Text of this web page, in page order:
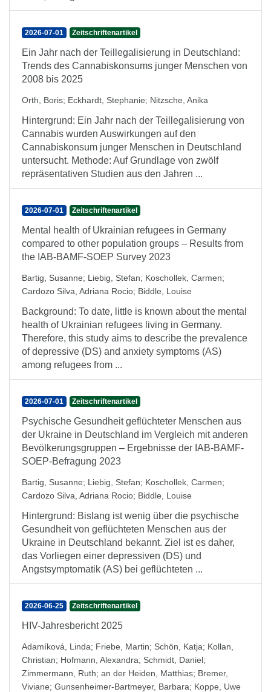
2026-07-01 Zeitschriftenartikel
Ein Jahr nach der Teillegalisierung in Deutschland:
Trends des Cannabiskonsums junger Menschen von
2008 bis 2025
Orth, Boris; Eckhardt, Stephanie; Nitzsche, Anika
Hintergrund: Ein Jahr nach der Teillegalisierung von
Cannabis wurden Auswirkungen auf den
Cannabiskonsum junger Menschen in Deutschland
untersucht. Methode: Auf Grundlage von zwölf
repräsentativen Studien aus den Jahren ...
2026-07-01 Zeitschriftenartikel
Mental health of Ukrainian refugees in Germany
compared to other population groups – Results from
the IAB-BAMF-SOEP Survey 2023
Bartig, Susanne; Liebig, Stefan; Koschollek, Carmen;
Cardozo Silva, Adriana Rocio; Biddle, Louise
Background: To date, little is known about the mental
health of Ukrainian refugees living in Germany.
Therefore, this study aims to describe the prevalence
of depressive (DS) and anxiety symptoms (AS)
among refugees from ...
2026-07-01 Zeitschriftenartikel
Psychische Gesundheit geflüchteter Menschen aus
der Ukraine in Deutschland im Vergleich mit anderen
Bevölkerungsgruppen – Ergebnisse der IAB-BAMF-
SOEP-Befragung 2023
Bartig, Susanne; Liebig, Stefan; Koschollek, Carmen;
Cardozo Silva, Adriana Rocio; Biddle, Louise
Hintergrund: Bislang ist wenig über die psychische
Gesundheit von geflüchteten Menschen aus der
Ukraine in Deutschland bekannt. Ziel ist es daher,
das Vorliegen einer depressiven (DS) und
Angstsymptomatik (AS) bei geflüchteten ...
2026-06-25 Zeitschriftenartikel
HIV-Jahresbericht 2025
Adamíková, Linda; Friebe, Martin; Schön, Katja; Kollan,
Christian; Hofmann, Alexandra; Schmidt, Daniel;
Zimmermann, Ruth; an der Heiden, Matthias; Bremer,
Viviane; Gunsenheimer-Bartmeyer, Barbara; Koppe, Uwe